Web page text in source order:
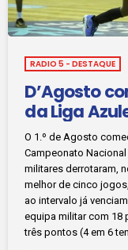
RADIO 5 - DESTAQUE
D’Agosto
da Liga
O 1.º de Agosto
Campeonato
militares derrotaram,
melhor de cinco
ao intervalo já
equipa militar com 18
três pontos (4 em 6